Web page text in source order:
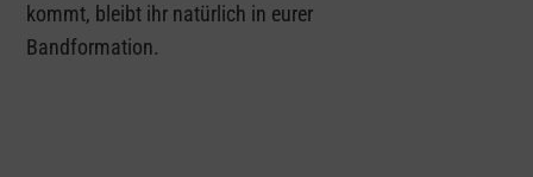
kommt, bleibt ihr natürlich in eurer
Bandformation.